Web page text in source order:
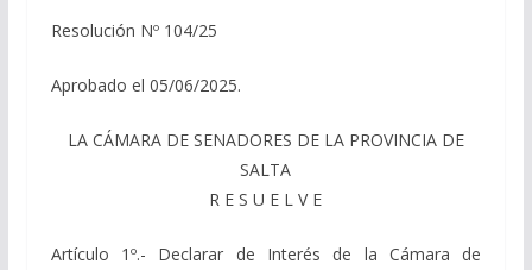
Resolución Nº 104/25
Aprobado el 05/06/2025.
LA CÁMARA DE SENADORES DE LA PROVINCIA DE
SALTA
R E S U E L V E
Artículo 1º.- Declarar de Interés de la Cámara de